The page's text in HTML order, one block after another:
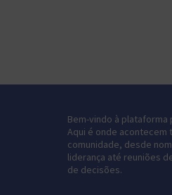
Bem-vindo à plataforma
Aqui é onde acontecem
comunidade, desde
liderança até reuniões
de decisões.